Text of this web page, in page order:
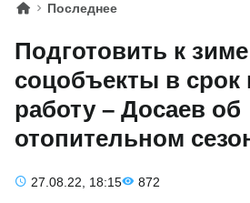
Последнее
Подготовить к зиме
соцобъекты в срок
работу – Досаев об
отопительном
27.08.22, 18:15 872